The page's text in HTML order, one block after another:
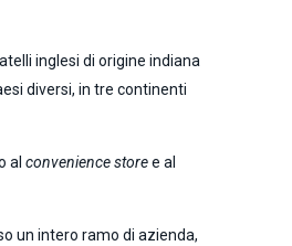
inglesi di origine indiana
diversi, in tre continenti
al convenience storee al
un intero ramo di azienda,